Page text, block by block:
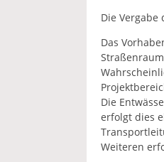
Die
Das
Die
erfolgt dies
Weiteren